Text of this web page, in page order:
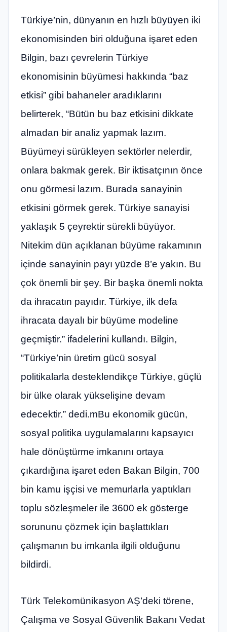
Türkiye’nin, dünyanın en hızlı büyüyen iki
ekonomisinden biri olduğuna işaret eden
Bilgin, bazı çevrelerin Türkiye
ekonomisinin büyümesi hakkında “baz
etkisi” gibi bahaneler aradıklarını
belirterek, “Bütün bu baz etkisini dikkate
almadan bir analiz yapmak lazım.
Büyümeyi sürükleyen sektörler nelerdir,
onlara bakmak gerek. Bir iktisatçının önce
onu görmesi lazım. Burada sanayinin
etkisini görmek gerek. Türkiye sanayisi
yaklaşık 5 çeyrektir sürekli büyüyor.
Nitekim dün açıklanan büyüme rakamının
içinde sanayinin payı yüzde 8’e yakın. Bu
çok önemli bir şey. Bir başka önemli nokta
da ihracatın payıdır. Türkiye, ilk defa
ihracata dayalı bir büyüme modeline
geçmiştir.” ifadelerini kullandı. Bilgin,
“Türkiye’nin üretim gücü sosyal
politikalarla desteklendikçe Türkiye, güçlü
bir ülke olarak yükselişine devam
edecektir.” dedi.mBu ekonomik gücün,
sosyal politika uygulamalarını kapsayıcı
hale dönüştürme imkanını ortaya
çıkardığına işaret eden Bakan Bilgin, 700
bin kamu işçisi ve memurlarla yaptıkları
toplu sözleşmeler ile 3600 ek gösterge
sorununu çözmek için başlattıkları
çalışmanın bu imkanla ilgili olduğunu
bildirdi.
Türk Telekomünikasyon AŞ’deki törene,
Çalışma ve Sosyal Güvenlik Bakanı Vedat